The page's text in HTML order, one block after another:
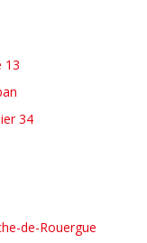
13
34
de-Rouergue